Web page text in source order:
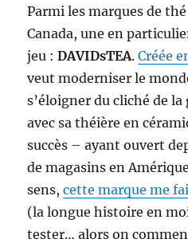
Parmi les marques de
Canada, une en
jeu :DAVIDsTEA.Créée
veut moderniser le
s’éloigner du cliché de
avec sa théière en
succès – ayant ouvert
de magasins en
sens,cette marque me
(la longue histoire en
tester… alors on